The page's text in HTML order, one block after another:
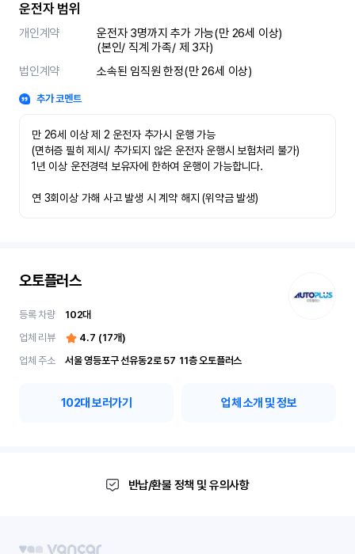
운전자 범위
개인계약
운전자 3명까지 추가 가능(만 26세 이상)
(본인/ 직계 가족/ 제 3자)
법인계약
소속된 임직원 한정(만 26세 이상)
추가 코멘트
만 26세 이상 제 2 운전자 추가시 운행 가능
(면허증 필히 제시/ 추가되지 않은 운전자 운행시 보험처리 불가)
1년 이상 운전경력 보유자에 한하여 운행이 가능합니다.
연 3회이상 가해 사고 발생 시 계약 해지 (위약금 발생)
오토플러스
등록 차량 102대
업체 리뷰
4.7 (17개)
업체 주소
서울 영등포구 선유동2로 57	11층 오토플러스
102대 보러가기 업체 소개 및 정보
반납/환불 정책 및 유의사항